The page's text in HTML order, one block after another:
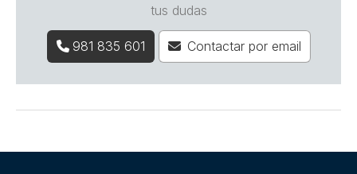
tus dudas
981 835 601 Contactar por email